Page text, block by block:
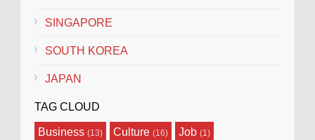
SINGAPORE
SOUTH KOREA
JAPAN
TAG CLOUD
Business (13) Culture (16) Job (1)